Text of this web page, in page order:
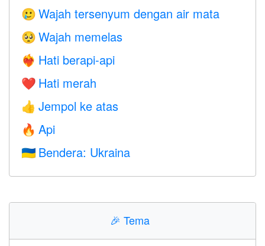
🥲 Wajah tersenyum dengan air mata
🥺 Wajah memelas
❤️‍🔥 Hati berapi-api
❤️ Hati merah
👍 Jempol ke atas
🔥 Api
🇺🇦 Bendera: Ukraina
🎉 Tema